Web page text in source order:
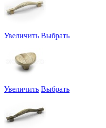
Увеличить Выбрать
Увеличить Выбрать